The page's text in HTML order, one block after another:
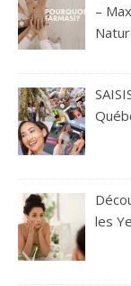
–
les